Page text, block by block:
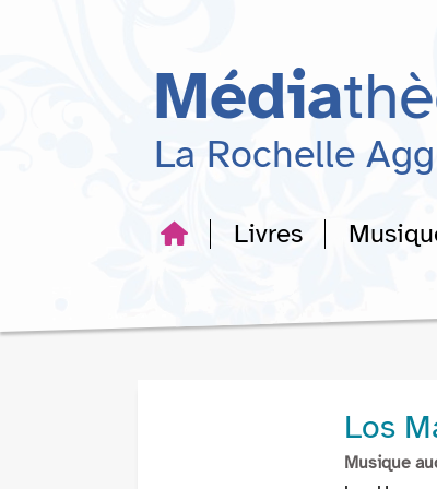
recherche
Média
La Rochelle
Livres
Los
Musique